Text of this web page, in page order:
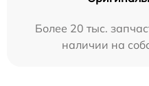
Более 20 тыс.
наличии на